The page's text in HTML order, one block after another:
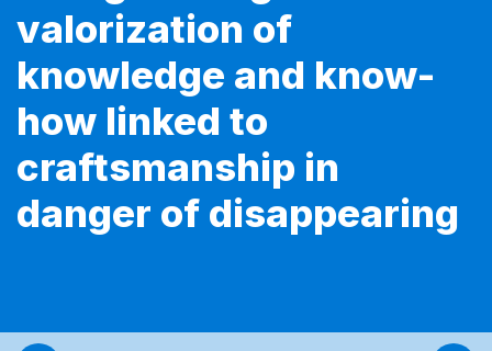
valorization of
knowledge and know-
how linked to
craftsmanship in
danger of disappearing